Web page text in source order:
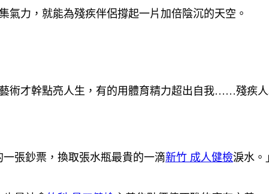
力，就能為殘疾伴侶撐起一片加倍陰沉的天空。
術才幹點亮人生，有的用體育精力超出自我……殘疾
張鈔票，換取張水瓶最貴的一滴新竹 成人健檢淚水。